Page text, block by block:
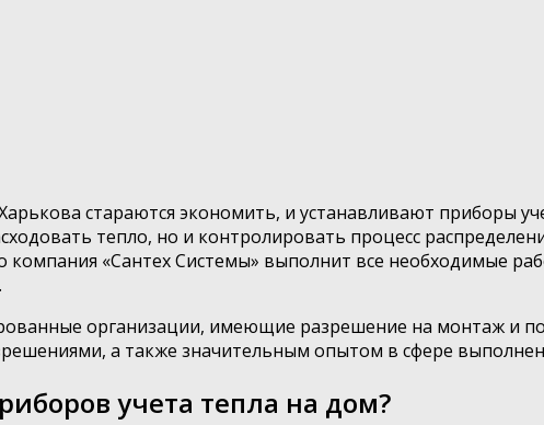
стараются экономить, и устанавливают приборы
тепло, но и контролировать процесс
компания «Сантех Системы» выполнит все необходимые
организации, имеющие разрешение на монтаж и
а также значительным опытом в сфере
учета тепла на дом?